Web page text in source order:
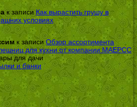
к записиКак вырастить грушу в
условиях
к записиОбзор ассортимента
для кухни от компании МАЕРСС
для дачи
и банки